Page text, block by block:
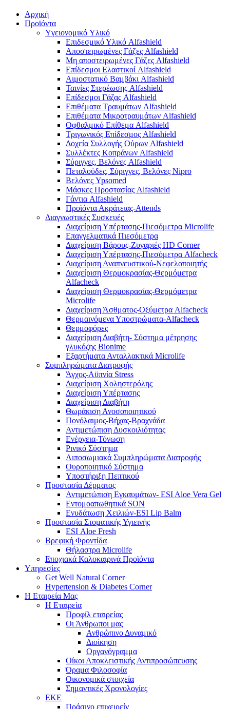
Αρχική
Προϊόντα
Yγειονομικό Yλικό
Επιδεσμικό Υλικό Alfashield
Αποστειρωμένες Γάζες Alfashield
Μη αποστειρωμένες Γάζες Alfashield
Επίδεσμοι Ελαστικοί Alfashield
Αιμοστατικό Βαμβάκι Alfashield
Ταινίες Στερέωσης Alfashield
Επίδεσμοι Γάζας Alfashield
Επιθέματα Τραυμάτων Alfashield
Επιθέματα Μικροτραυμάτων Alfashield
Οφθαλμικό Eπίθεμα Alfashield
Τριγωνικός Επίδεσμος Alfashield
Δοχεία Συλλογής Ούρων Alfashield
Συλλέκτες Κοπράνων Alfashield
Σύριγγες, Βελόνες Alfashield
Πεταλούδες, Σύριγγες, Βελόνες Nipro
Βελόνες Ypsomed
Μάσκες Προστασίας Alfashield
Γάντια Alfashield
Προϊόντα Ακράτειας-Attends
Διαγνωστικές Συσκευές
Διαχείριση Υπέρτασης-Πιεσόμετρα Microlife
Επαγγελματικά Πιεσόμετρα
Διαχείριση Βάρους-Ζυγαριές HD Corner
Διαχείριση Υπέρτασης-Πιεσόμετρα Alfacheck
Διαχείριση Αναπνευστικού-Νεφελοποιητής
Διαχείριση Θερμοκρασίας-Θερμόμετρα
Alfacheck
Διαχείριση Θερμοκρασίας-Θερμόμετρα
Microlife
Διαχείριση Άσθματος-Οξύμετρα Alfacheck
Θερμαινόμενα Υποστρώματα-Alfacheck
Θερμοφόρες
Διαχείριση Διαβήτη- Σύστημα μέτρησης
γλυκόζης Bionime
Εξαρτήματα Ανταλλακτικά Microlife
Συμπληρώματα Διατροφής
Άγχος-Αϋπνία Stress
Διαχείριση Χοληστερόλης
Διαχείριση Υπέρτασης
Διαχείριση Διαβήτη
Θωράκιση Ανοσοποιητικού
Πονόλαιμος-Βήχας-Βραχνάδα
Αντιμετώπιση Δυσκοιλιότητας
Eνέργεια-Τόνωση
Ρινικό Σύστημα
Λιποσωμιακά Συμπληρώματα Διατροφής
Ουροποιητικό Σύστημα
Υποστήριξη Πεπτικού
Προστασία Δέρματος
Αντιμετώπιση Εγκαυμάτων- ESI Aloe Vera Gel
Εντομοαπωθητικά SON
Ενυδάτωση Χειλιών-ESI Lip Balm
Προστασία Στοματικής Υγιεινής
ESI Αloe Fresh
Βρεφική Φροντίδα
Θήλαστρα Microlife
Εποχιακά Καλοκαιρινά Προϊόντα
Υπηρεσίες
Get Well Natural Corner
Hypertension & Diabetes Corner
Η Εταιρεία Μας
Η Εταιρεία
Προφίλ εταιρείας
Οι Άνθρωποι μας
Ανθρώπινο Δυναμικό
Διοίκηση
Οργανόγραμμα
Οίκοι Αποκλειστικής Αντιπροσώπευσης
Όραμα Φιλοσοφία
Οικονομικά στοιχεία
Σημαντικές Χρονολογίες
ΕΚΕ
Πράσινο επιχειρείν